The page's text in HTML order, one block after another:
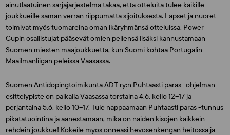
ainutlaatuinen sarjajärjestelmä takaa, että otteluita tulee kaikille
joukkueille saman verran riippumatta sijoituksesta. Lapset ja nuoret
toimivat myös tuomareina oman ikäryhmänsä otteluissa. Power
Cupin osallistujat pääsevät omien peliensä lisäksi kannustamaan
Suomen miesten maajoukkuetta, kun Suomi kohtaa Portugalin
Maailmanliigan peleissä Vaasassa.
Suomen Antidopingtoimikunta ADT ry:n Puhtaasti paras -ohjelman
esittelypiste on paikalla Vaasassa torstaina 4.6. kello 12–17 ja
perjantaina 5.6. kello 10–17. Tule nappaamaan Puhtaasti paras -tunnus
pikatatuointina ja äänestämään, mikä on näiden kisojen kaikkein
rehdein joukkue! Kokeile myös onneasi hevosenkengän heitossa ja